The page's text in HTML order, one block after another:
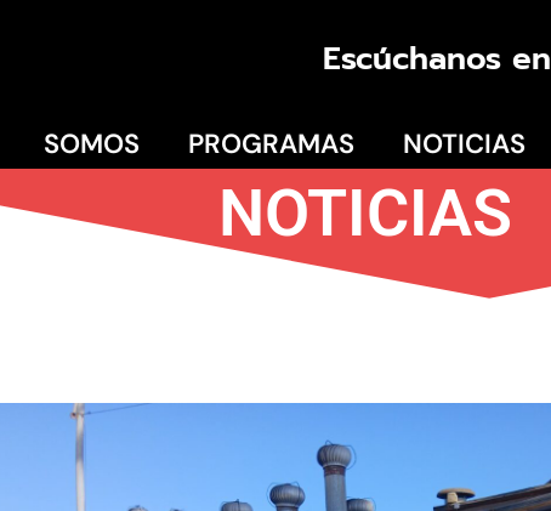
Escúchanos en
SOMOS PROGRAMAS NOTICIAS
NOTICIAS